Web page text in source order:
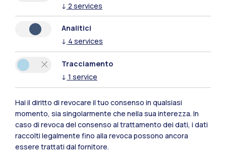
Polimi Community
Tutti i siti dell’ecosistema
Residenze
↓ 2 services
Analitici
↓ 4 services
Tracciamento
↓ 1 service
Hai il diritto di revocare il tuo consenso in qualsiasi
momento, sia singolarmente che nella sua interezza. In
caso di revoca del consenso al trattamento dei dati, i dati
raccolti legalmente fino alla revoca possono ancora
essere trattati dal fornitore.